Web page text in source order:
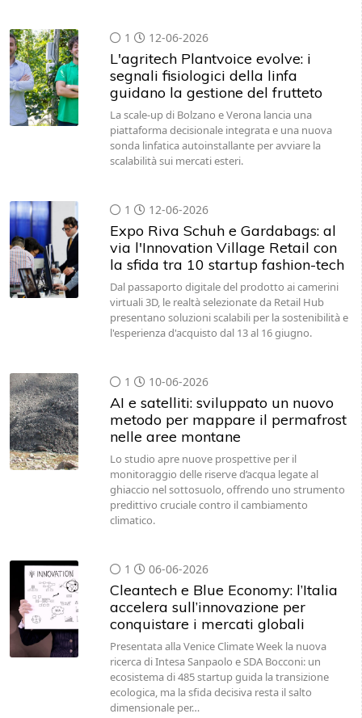
1 12-06-2026
L'agritech Plantvoice evolve: i
segnali fisiologici della linfa
guidano la gestione del frutteto
La scale-up di Bolzano e Verona lancia una
piattaforma decisionale integrata e una nuova
sonda linfatica autoinstallante per avviare la
scalabilità sui mercati esteri.
1 12-06-2026
Expo Riva Schuh e Gardabags: al
via l'Innovation Village Retail con
la sfida tra 10 startup fashion-tech
Dal passaporto digitale del prodotto ai camerini
virtuali 3D, le realtà selezionate da Retail Hub
presentano soluzioni scalabili per la sostenibilità e
l'esperienza d'acquisto dal 13 al 16 giugno.
1 10-06-2026
AI e satelliti: sviluppato un nuovo
metodo per mappare il permafrost
nelle aree montane
Lo studio apre nuove prospettive per il
monitoraggio delle riserve d’acqua legate al
ghiaccio nel sottosuolo, offrendo uno strumento
predittivo cruciale contro il cambiamento
climatico.
1 06-06-2026
Cleantech e Blue Economy: l’Italia
accelera sull’innovazione per
conquistare i mercati globali
Presentata alla Venice Climate Week la nuova
ricerca di Intesa Sanpaolo e SDA Bocconi: un
ecosistema di 485 startup guida la transizione
ecologica, ma la sfida decisiva resta il salto
dimensionale per…